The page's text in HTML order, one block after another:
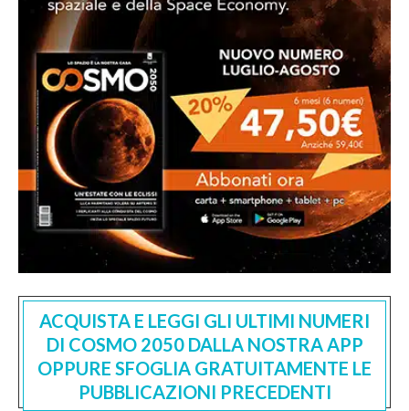
ACQUISTA E LEGGI GLI ULTIMI NUMERI
DI COSMO 2050 DALLA NOSTRA APP
OPPURE SFOGLIA GRATUITAMENTE LE
PUBBLICAZIONI PRECEDENTI